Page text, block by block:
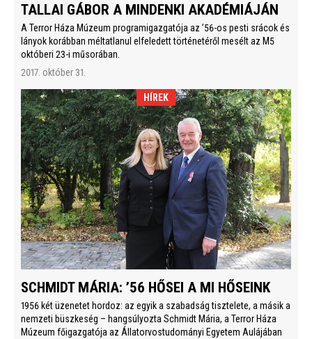
TALLAI GÁBOR A MINDENKI AKADÉMIÁJÁN
A Terror Háza Múzeum programigazgatója az ’56-os pesti srácok és
lányok korábban méltatlanul elfeledett történetéről mesélt az M5
októberi 23-i műsorában.
2017. október 31.
HÍREK
SCHMIDT MÁRIA: ’56 HŐSEI A MI HŐSEINK
1956 két üzenetet hordoz: az egyik a szabadság tisztelete, a másik a
nemzeti büszkeség – hangsúlyozta Schmidt Mária, a Terror Háza
Múzeum főigazgatója az Állatorvostudományi Egyetem Aulájában